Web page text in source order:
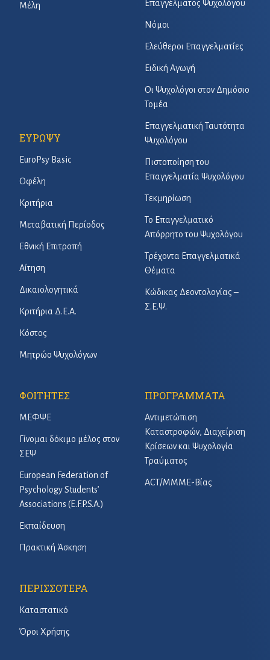
Μέλη
Επαγγέλματος Ψυχολόγου
Νόμοι
Ελεύθεροι Επαγγελματίες
Ειδική Αγωγή
Οι Ψυχολόγοι στον Δημόσιο
Τομέα
Επαγγελματική Ταυτότητα
Ψυχολόγου
Πιστοποίηση του
Επαγγελματία Ψυχολόγου
Τεκμηρίωση
Το Επαγγελματικό
Απόρρητο του Ψυχολόγου
Τρέχοντα Επαγγελματικά
Θέματα
Κώδικας Δεοντολογίας –
Σ.Ε.Ψ.
ΕΥΡΩΨΥ
EuroPsy Basic
Οφέλη
Κριτήρια
Μεταβατική Περίοδος
Εθνική Επιτροπή
Αίτηση
Δικαιολογητικά
Κριτήρια Δ.Ε.Α.
Κόστος
Μητρώο Ψυχολόγων
ΦΟΙΤΗΤΕΣ
ΜΕΦΨΕ
Γίνομαι δόκιμο μέλος στον
ΣΕΨ
European Federation of
Psychology Students’
Associations (E.F.P.S.A.)
Εκπαίδευση
Πρακτική Άσκηση
ΠΡΟΓΡΑΜΜΑΤΑ
Αντιμετώπιση
Καταστροφών, Διαχείριση
Κρίσεων και Ψυχολογία
Τραύματος
ACT/ΜΜΜΕ-Βίας
ΠΕΡΙΣΣΟΤΕΡΑ
Καταστατικό
Όροι Χρήσης